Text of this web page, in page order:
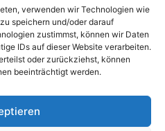
verwenden wir Technologien wie
speichern und/oder darauf
zustimmst, können wir Daten
IDs auf dieser Website verarbeiten.
oder zurückziehst, können
beeinträchtigt werden.